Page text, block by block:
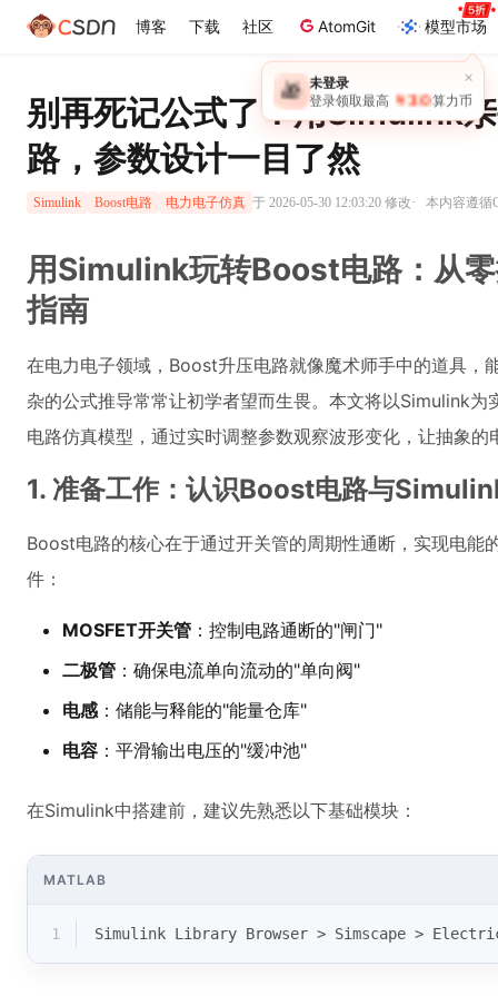
博客 下载 社区 AtomGit 模型市场
×
🎁 未登录
登录领取最高 ￥30 算力币
别再死记公式了！用Simulink
路，参数设计一目了然
Simulink Boost电路 电力电子仿真 于 2026-05-30 12:03:20 修改· 本内容遵循
用Simulink玩转Boost电路：从
指南
在电力电子领域，Boost升压电路就像魔术师手中的道具，
杂的公式推导常常让初学者望而生畏。本文将以Simulink
电路仿真模型，通过实时调整参数观察波形变化，让抽象
1. 准备工作：认识Boost电路与
Boost电路的核心在于通过开关管的周期性通断，实现电能
件：
MOSFET开关管 ：控制电路通断的"闸门"
二极管 ：确保电流单向流动的"单向阀"
电感：储能与释能的"能量仓库"
电容 ：平滑输出电压的"缓冲池"
在Simulink中搭建前，建议先熟悉以下基础模块：
MATLAB
1 Simulink Library Browser > Simscape >